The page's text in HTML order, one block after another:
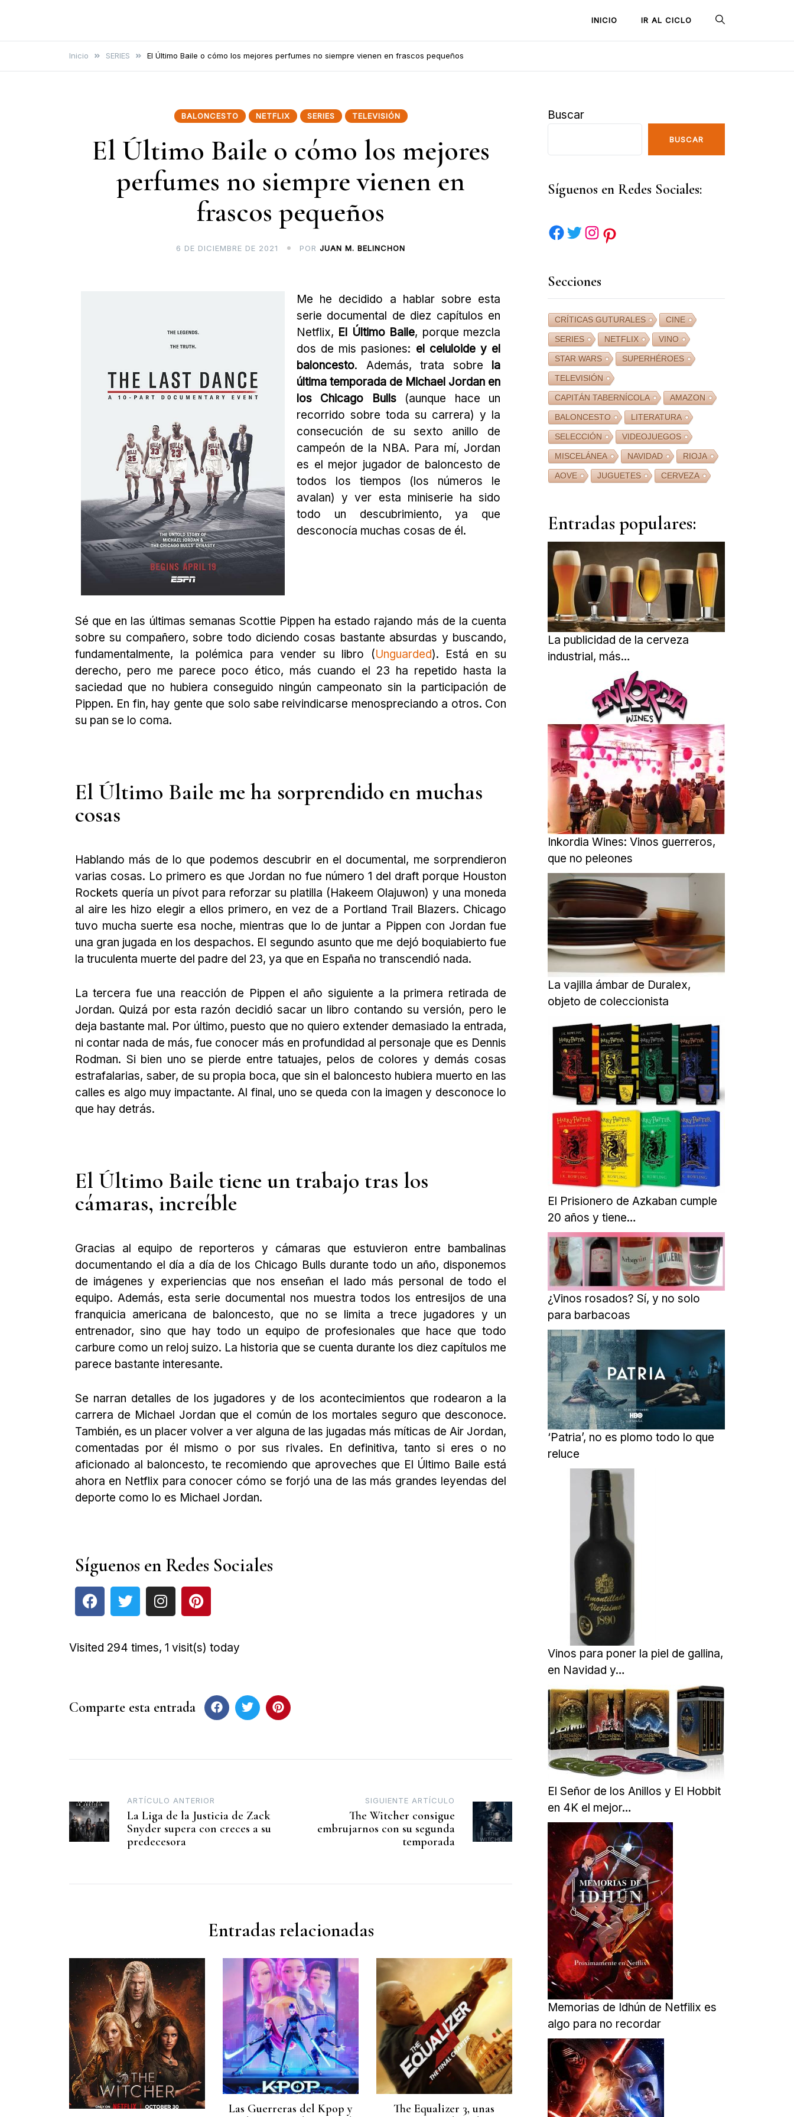
una forma distinta
INICIO IR AL CICLO
Inicio SERIES El Último Baile o cómo los mejores perfumes no siempre vienen en frascos pequeños
BALONCESTO NETFLIX SERIES TELEVISIÓN
El Último Baile o cómo los mejores
perfumes no siempre vienen en
frascos pequeños
6 DE DICIEMBRE DE 2021 POR JUAN M. BELINCHON
Me he decidido a hablar sobre esta
serie documental de diez capítulos en
Netflix, El Último Baile, porque mezcla
dos de mis pasiones: el celuloide y el
baloncesto. Además, trata sobre la
última temporada de Michael Jordan en
los Chicago Bulls(aunque hace un
recorrido sobre toda su carrera) y la
consecución de su sexto anillo de
campeón de la NBA. Para mí, Jordan
es el mejor jugador de baloncesto de
todos los tiempos (los números le
avalan) y ver esta miniserie ha sido
todo un descubrimiento, ya que
desconocía muchas cosas de él.
Sé que en las últimas semanas Scottie Pippen ha estado rajando más de la cuenta
sobre su compañero, sobre todo diciendo cosas bastante absurdas y buscando,
fundamentalmente, la polémica para vender su libro (Unguarded). Está en su
derecho, pero me parece poco ético, más cuando el 23 ha repetido hasta la
saciedad que no hubiera conseguido ningún campeonato sin la participación de
Pippen. En fin, hay gente que solo sabe reivindicarse menospreciando a otros. Con
su pan se lo coma.
El Último Baile me ha sorprendido en muchas
cosas
Hablando más de lo que podemos descubrir en el documental, me sorprendieron
varias cosas. Lo primero es que Jordan no fue número 1 del draft porque Houston
Rockets quería un pívot para reforzar su platilla (Hakeem Olajuwon) y una moneda
al aire les hizo elegir a ellos primero, en vez de a Portland Trail Blazers. Chicago
tuvo mucha suerte esa noche, mientras que lo de juntar a Pippen con Jordan fue
una gran jugada en los despachos. El segundo asunto que me dejó boquiabierto fue
la truculenta muerte del padre del 23, ya que en España no transcendió nada.
La tercera fue una reacción de Pippen el año siguiente a la primera retirada de
Jordan. Quizá por esta razón decidió sacar un libro contando su versión, pero le
deja bastante mal. Por último, puesto que no quiero extender demasiado la entrada,
ni contar nada de más, fue conocer más en profundidad al personaje que es Dennis
Rodman. Si bien uno se pierde entre tatuajes, pelos de colores y demás cosas
estrafalarias, saber, de su propia boca, que sin el baloncesto hubiera muerto en las
calles es algo muy impactante. Al final, uno se queda con la imagen y desconoce lo
que hay detrás.
El Último Baile tiene un trabajo tras los
cámaras, increíble
Gracias al equipo de reporteros y cámaras que estuvieron entre bambalinas
documentando el día a día de los Chicago Bulls durante todo un año, disponemos
de imágenes y experiencias que nos enseñan el lado más personal de todo el
equipo. Además, esta serie documental nos muestra todos los entresijos de una
franquicia americana de baloncesto, que no se limita a trece jugadores y un
entrenador, sino que hay todo un equipo de profesionales que hace que todo
carbure como un reloj suizo. La historia que se cuenta durante los diez capítulos me
parece bastante interesante.
Se narran detalles de los jugadores y de los acontecimientos que rodearon a la
carrera de Michael Jordan que el común de los mortales seguro que desconoce.
También, es un placer volver a ver alguna de las jugadas más míticas de Air Jordan,
comentadas por él mismo o por sus rivales. En definitiva, tanto si eres o no
aficionado al baloncesto, te recomiendo que aproveches que El Último Baile está
ahora en Netflix para conocer cómo se forjó una de las más grandes leyendas del
deporte como lo es Michael Jordan.
Síguenos en Redes Sociales
Visited 294 times, 1 visit(s) today
Comparte esta entrada
ARTÍCULO ANTERIOR
La Liga de la Justicia de Zack
Snyder supera con creces a su
predecesora
SIGUIENTE ARTÍCULO
The Witcher consigue
embrujarnos con su segunda
temporada
Entradas relacionadas
Las Guerreras del Kpop y
The Equalizer 3, unas
Buscar
BUSCAR
Síguenos en Redes Sociales:
Secciones
CRÍTICAS GUTURALES CINE
SERIES NETFLIX VINO
STAR WARS SUPERHÉROES
TELEVISIÓN
CAPITÁN TABERNÍCOLA AMAZON
BALONCESTO LITERATURA
SELECCIÓN VIDEOJUEGOS
MISCELÁNEA NAVIDAD RIOJA
AOVE JUGUETES CERVEZA
Entradas populares:
La publicidad de la cerveza
industrial, más…
Inkordia Wines: Vinos guerreros,
que no peleones
La vajilla ámbar de Duralex,
objeto de coleccionista
El Prisionero de Azkaban cumple
20 años y tiene…
¿Vinos rosados? Sí, y no solo
para barbacoas
‘Patria’, no es plomo todo lo que
reluce
Vinos para poner la piel de gallina,
en Navidad y…
El Señor de los Anillos y El Hobbit
en 4K el mejor…
Memorias de Idhún de Netfilix es
algo para no recordar